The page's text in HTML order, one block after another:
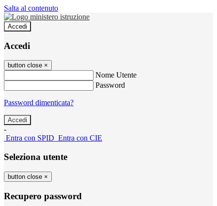
Salta al contenuto
Accedi
Accedi
button close ×
Nome Utente
Password
Password dimenticata?
-
Entra con SPID Entra con CIE
Seleziona utente
button close ×
Recupero password